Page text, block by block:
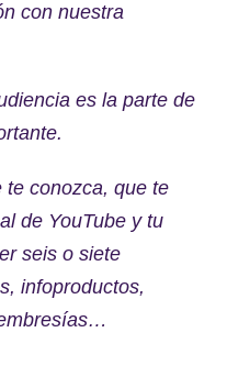
con nuestra
es la parte de
te conozca, que te
de YouTube y tu
seis o siete
infoproductos,